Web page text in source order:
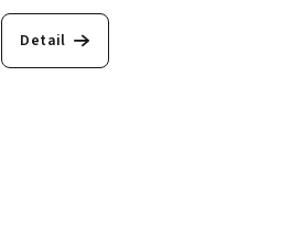
Detail